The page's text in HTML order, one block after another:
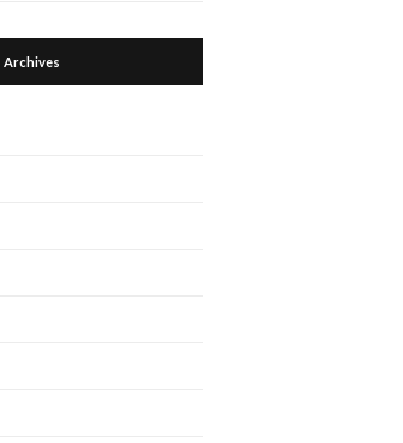
Archives